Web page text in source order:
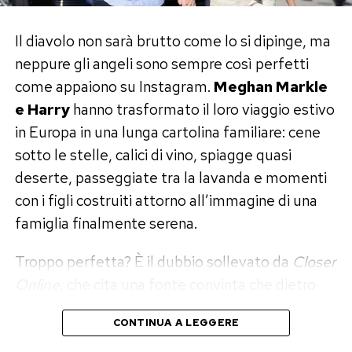
mai stato chiarito fino in fondo.
Hasnat Khan, l’uomo che Diana
avrebbe voluto sposare
Prima di Dodi c’era stato Hasnat Khan.
Lady Diana lo aveva conosciuto nel 1995 al
Royal Brompton Hospital e, secondo molte
ricostruzioni, la relazione sarebbe durata circa
due anni.
Judy Wade sostiene che Diana avrebbe voluto
capace di unire mondi e culture differenti. Ma
Khan avrebbe sofferto il peso della fama della
Il diavolo non sarà brutto come lo si dipinge, ma
neppure gli angeli sono sempre così perfetti
come appaiono su Instagram. Meghan Markle
e Harryhanno trasformato il loro viaggio estivo
in Europa in una lunga cartolina familiare: cene
sotto le stelle, calici di vino, spiagge quasi
deserte, passeggiate tra la lavanda e momenti
con i figli costruiti attorno all’immagine di una
famiglia finalmente serena.
Troppo perfetta? È il dubbio sollevato da Closer
quella sequenza di immagini ci sia anche il
desiderio di mettere a tacere le voci che da mesi
CONTINUA A LEGGERE